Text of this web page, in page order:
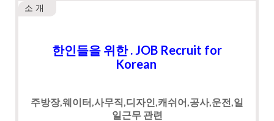
소 개
한인들을 위한 . JOB Recruit for
Korean
주방장,웨이터,사무직,디자인,캐쉬어,공사,운전,일
일근무 관련